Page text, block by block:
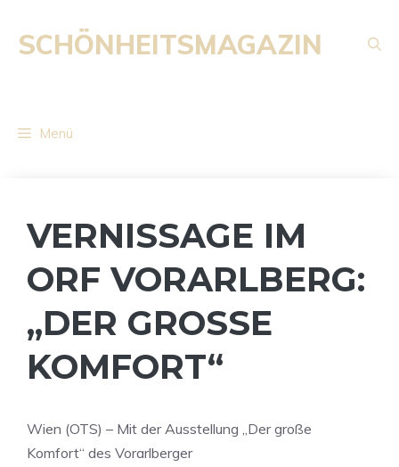
Inhalt
springen
SCHÖNHEITSMAGAZIN
Menü
VERNISSAGE IM
ORF VORARLBERG:
„DER GROSSE K
OMFORT“
Wien (OTS) – Mit der Ausstellung „Der große
Komfort“ des Vorarlberger